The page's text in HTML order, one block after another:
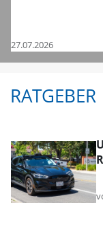
27.07.2026
RATGEBER